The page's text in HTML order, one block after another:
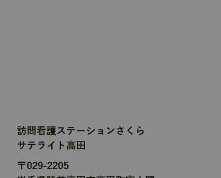
訪問看護ステーションさくら
サテライト高田
〒029-2205